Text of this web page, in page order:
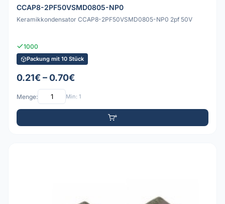
CCAP8-2PF50VSMD0805-NP0
Keramikkondensator CCAP8-2PF50VSMD0805-NP0 2pf 50V
1000
Packung mit 10 Stück
0.21€ – 0.70€
Menge: Min: 1